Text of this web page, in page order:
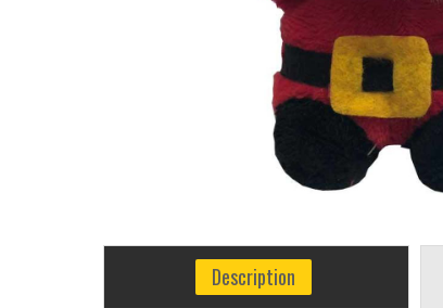
Description